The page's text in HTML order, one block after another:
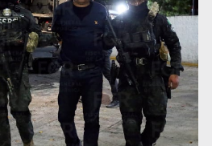
de 32 fosas